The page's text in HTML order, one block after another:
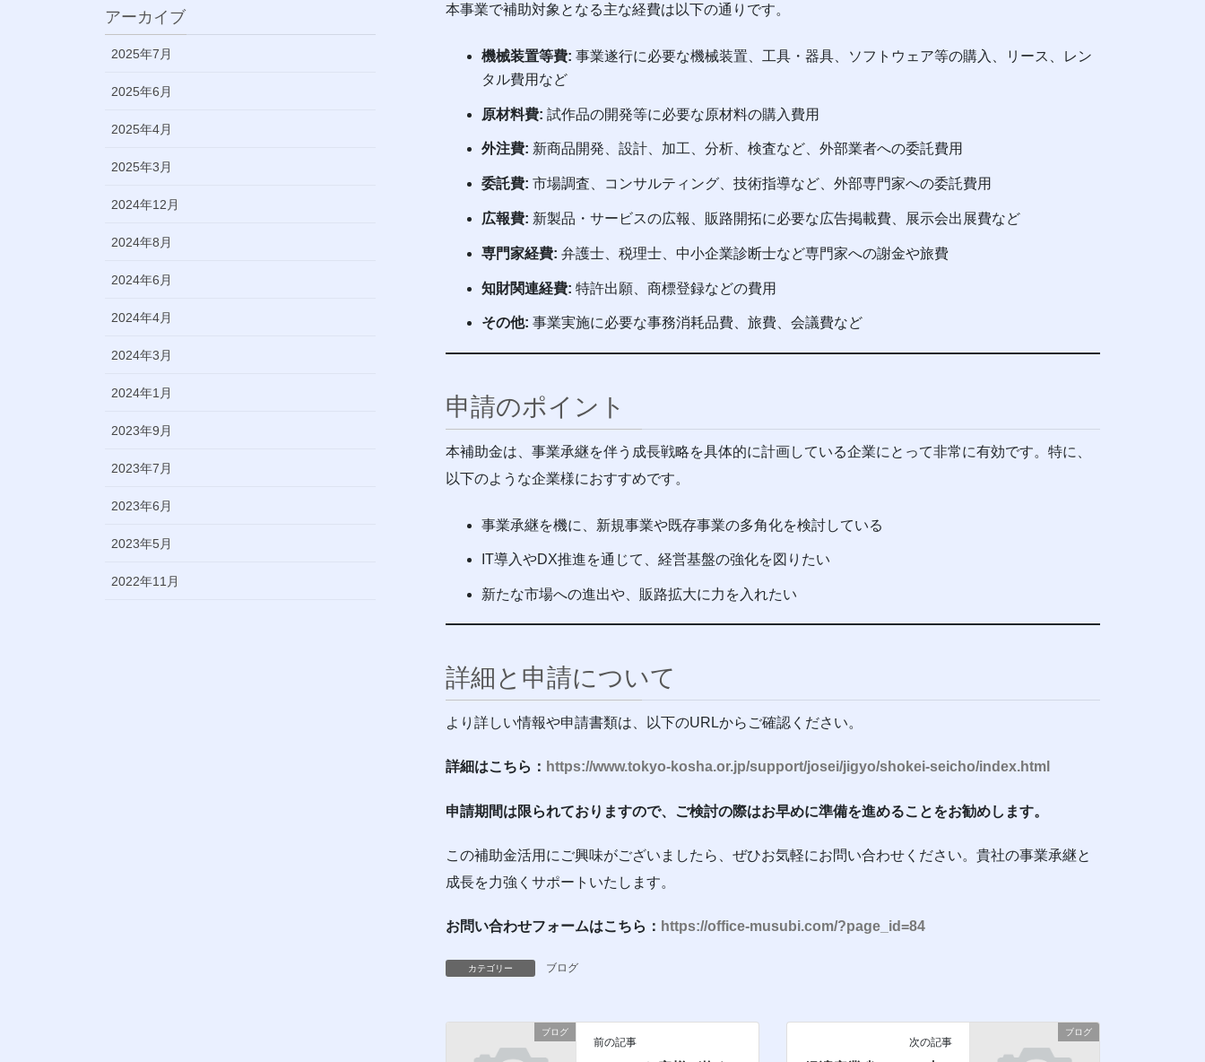
本事業で補助対象となる主な経費は以下の通りです。
機械装置等費: 事業遂行に必要な機械装置、工具・器具、ソフトウェア等の購入、リース、レン
タル費用など
原材料費: 試作品の開発等に必要な原材料の購入費用
外注費: 新商品開発、設計、加工、分析、検査など、外部業者への委託費用
委託費: 市場調査、コンサルティング、技術指導など、外部専門家への委託費用
広報費: 新製品・サービスの広報、販路開拓に必要な広告掲載費、展示会出展費など
専門家経費: 弁護士、税理士、中小企業診断士など専門家への謝金や旅費
知財関連経費: 特許出願、商標登録などの費用
その他: 事業実施に必要な事務消耗品費、旅費、会議費など
申請のポイント
本補助金は、事業承継を伴う成長戦略を具体的に計画している企業にとって非常に有効です。特に、
以下のような企業様におすすめです。
事業承継を機に、新規事業や既存事業の多角化を検討している
IT導入やDX推進を通じて、経営基盤の強化を図りたい
新たな市場への進出や、販路拡大に力を入れたい
詳細と申請について
より詳しい情報や申請書類は、以下のURLからご確認ください。
詳細はこちら： https://www.tokyo-kosha.or.jp/support/josei/jigyo/shokei-seicho/index.html
申請期間は限られておりますので、ご検討の際はお早めに準備を進めることをお勧めします。
この補助金活用にご興味がございましたら、ぜひお気軽にお問い合わせください。貴社の事業承継と
成長を力強くサポートいたします。
お問い合わせフォームはこちら： https://office-musubi.com/?page_id=84
カテゴリー ブログ
ブログ
前の記事
ブログ
次の記事
アーカイブ
2025年7月
2025年6月
2025年4月
2025年3月
2024年12月
2024年8月
2024年6月
2024年4月
2024年3月
2024年1月
2023年9月
2023年7月
2023年6月
2023年5月
2022年11月